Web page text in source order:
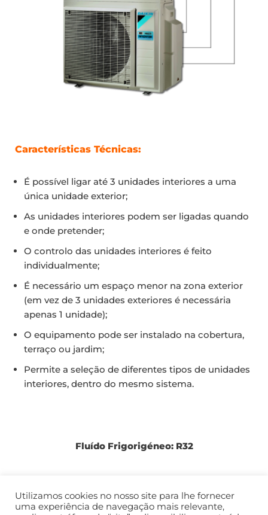
Características Técnicas:
É possível ligar até 3 unidades interiores a uma
única unidade exterior;
As unidades interiores podem ser ligadas quando
e onde pretender;
O controlo das unidades interiores é feito
individualmente;
É necessário um espaço menor na zona exterior
(em vez de 3 unidades exteriores é necessária
apenas 1 unidade);
O equipamento pode ser instalado na cobertura,
terraço ou jardim;
Permite a seleção de diferentes tipos de unidades
interiores, dentro do mesmo sistema.
Fluído Frigorigéneo: R32
Utilizamos cookies no nosso site para lhe fornecer
uma experiência de navegação mais relevante,